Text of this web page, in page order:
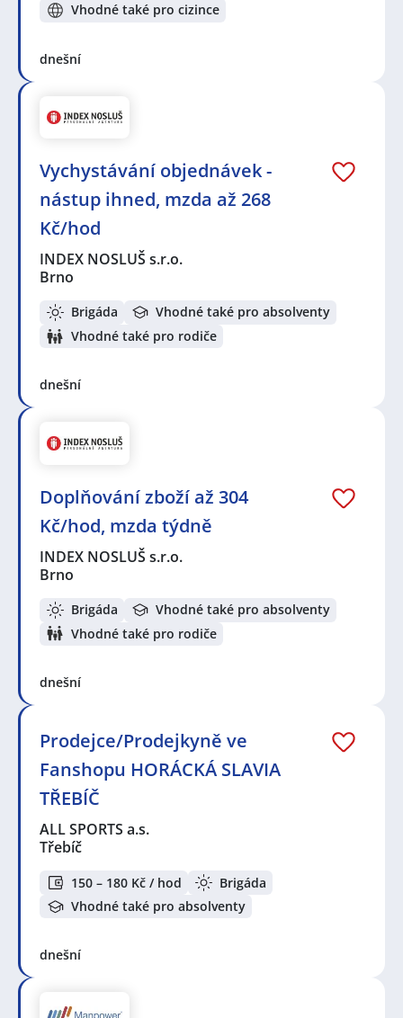
Vhodné také pro cizince
dnešní
Vychystávání objednávek -
nástup ihned, mzda až 268
Kč/hod
INDEX NOSLUŠ s.r.o.
Brno
Brigáda
Vhodné také pro absolventy
Vhodné také pro rodiče
dnešní
Doplňování zboží až 304
Kč/hod, mzda týdně
INDEX NOSLUŠ s.r.o.
Brno
Brigáda
Vhodné také pro absolventy
Vhodné také pro rodiče
dnešní
Prodejce/Prodejkyně ve
Fanshopu HORÁCKÁ SLAVIA
TŘEBÍČ
ALL SPORTS a.s.
Třebíč
150 – 180 Kč / hod
Brigáda
Vhodné také pro absolventy
dnešní